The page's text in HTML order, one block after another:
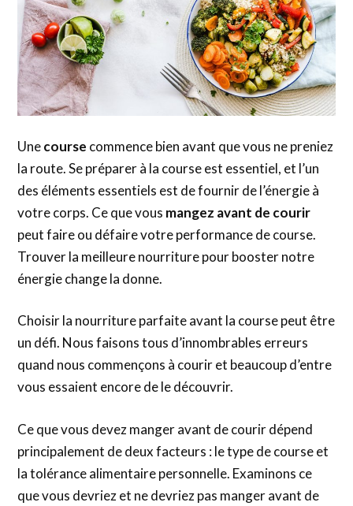
Unecourse commence bien avant que vous ne preniez
la route. Se préparer à la course est essentiel, et l’un
des éléments essentiels est de fournir de l’énergie à
votre corps. Ce que vous mangez avant de courir
peut faire ou défaire votre performance de course.
Trouver la meilleure nourriture pour booster notre
énergie change la donne.
Choisir la nourriture parfaite avant la course peut être
un défi. Nous faisons tous d’innombrables erreurs
quand nous commençons à courir et beaucoup d’entre
vous essaient encore de le découvrir.
Ce que vous devez manger avant de courir dépend
principalement de deux facteurs : le type de course et
la tolérance alimentaire personnelle. Examinons ce
que vous devriez et ne devriez pas manger avant de